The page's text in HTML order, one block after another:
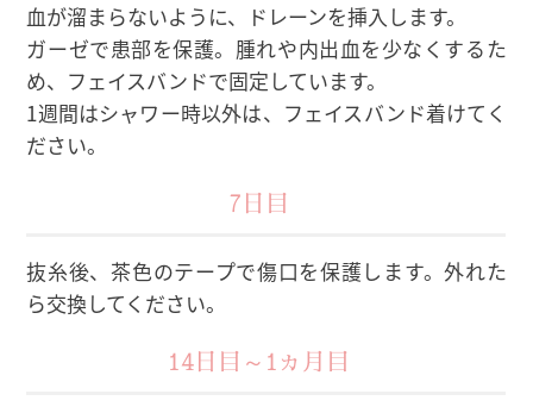
血が溜まらないように、ドレーンを挿入します。
ガーゼで患部を保護。腫れや内出血を少なくするた
め、フェイスバンドで固定しています。
1週間はシャワー時以外は、フェイスバンド着けてく
ださい。
7日目
抜糸後、茶色のテープで傷口を保護します。外れた
ら交換してください。
14日目～1ヵ月目